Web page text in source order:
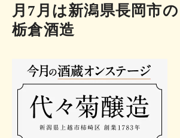
月7月は新潟県長岡市の
栃倉酒造